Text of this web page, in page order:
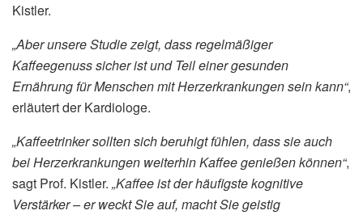
Kistler.
„Aber unsere Studie zeigt, dass regelmäßiger
Kaffeegenuss sicher ist und Teil einer gesunden
Ernährung für Menschen mit Herzerkrankungen sein kann“,
erläutert der Kardiologe.
„Kaffeetrinker sollten sich beruhigt fühlen, dass sie auch
bei Herzerkrankungen weiterhin Kaffee genießen können“,
sagt Prof. Kistler. „Kaffee ist der häufigste kognitive
Verstärker – er weckt Sie auf, macht Sie geistig